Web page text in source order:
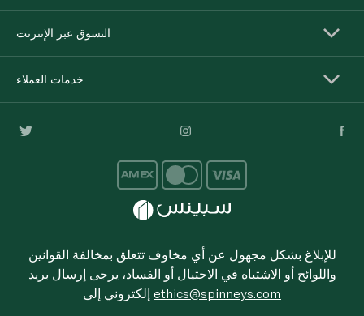
التسوق عبر الإنترنت
خدمات العملاء
للإبلاغ بشكل مجهول عن أي مخاوف تتعلق بمخالفة القوانين
واللوائح أو الاشتباه في الاحتيال أو الفساد، يرجى إرسال بريد
ethics@spinneys.com